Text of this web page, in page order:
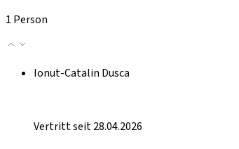
1 Person
Ionut-Catalin Dusca
Vertritt seit 28.04.2026